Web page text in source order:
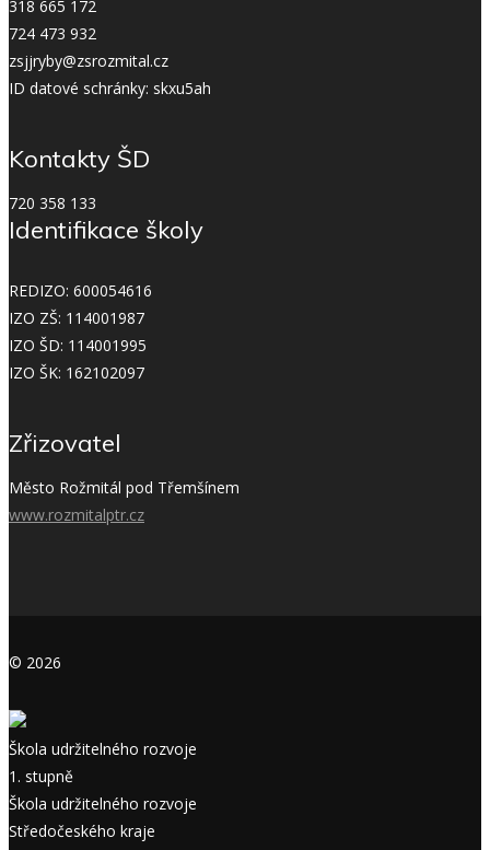
318 665 172
724 473 932
zsjjryby@zsrozmital.cz
ID datové schránky: skxu5ah
Kontakty ŠD
720 358 133
Identifikace školy
REDIZO: 600054616
IZO ZŠ: 114001987
IZO ŠD: 114001995
IZO ŠK: 162102097
Zřizovatel
Město Rožmitál pod Třemšínem
www.rozmitalptr.cz
© 2026
Škola udržitelného rozvoje
1. stupně
Škola udržitelného rozvoje
Středočeského kraje